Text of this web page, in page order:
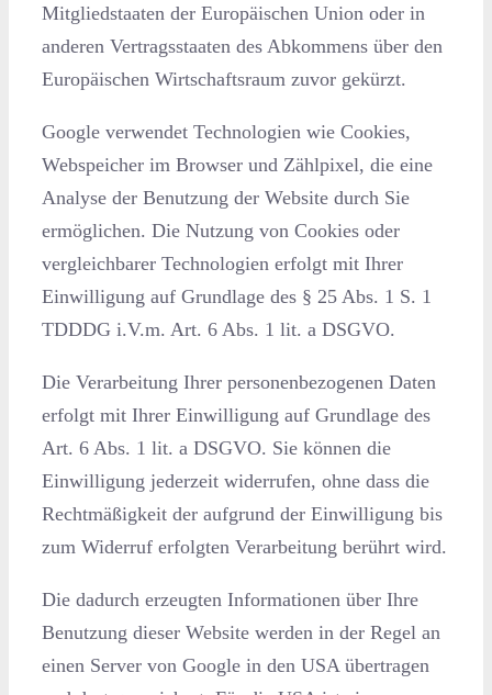
Mitgliedstaaten der Europäischen Union oder in
anderen Vertragsstaaten des Abkommens über den
Europäischen Wirtschaftsraum zuvor gekürzt.
Google verwendet Technologien wie Cookies,
Webspeicher im Browser und Zählpixel, die eine
Analyse der Benutzung der Website durch Sie
ermöglichen. Die Nutzung von Cookies oder
vergleichbarer Technologien erfolgt mit Ihrer
Einwilligung auf Grundlage des § 25 Abs. 1 S. 1
TDDDG i.V.m. Art. 6 Abs. 1 lit. a DSGVO.
Die Verarbeitung Ihrer personenbezogenen Daten
erfolgt mit Ihrer Einwilligung auf Grundlage des
Art. 6 Abs. 1 lit. a DSGVO. Sie können die
Einwilligung jederzeit widerrufen, ohne dass die
Rechtmäßigkeit der aufgrund der Einwilligung bis
zum Widerruf erfolgten Verarbeitung berührt wird.
Die dadurch erzeugten Informationen über Ihre
Benutzung dieser Website werden in der Regel an
einen Server von Google in den USA übertragen